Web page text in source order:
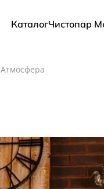
КаталогЧистопар
Атмосфера